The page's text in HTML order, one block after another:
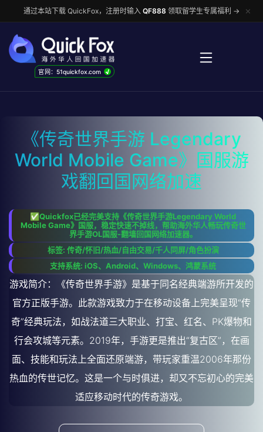
通过本站下载 QuickFox，注册时输入 QF888 领取留学生专属福利 → ✕
官网：51quickfox.com √
《传奇世界手游 Legendary
World Mobile Game》国服游
戏翻回国网络加速
✅Quickfox已经完美支持《传奇世界手游Legendary World
Mobile Game》国服，稳定快速不掉线，帮助海外华人畅玩传奇世
界手游OL国服-翻墙回国网络加速器。
标签: 传奇/怀旧/热血/自由交易/千人同屏/角色扮演
支持系统: iOS、Android、Windows、鸿蒙系统
游戏简介：《传奇世界手游》是基于同名经典端游所开发的
官方正版手游。此款游戏致力于在移动设备上完美呈现“传
奇”经典玩法，如战法道三大职业、打宝、红名、PK爆物和
行会攻城等元素。2019年，手游更是推出“复古区”，在画
面、技能和玩法上全面还原端游，带玩家重温2006年那份
热血的传世记忆。这是一个与时俱进，却又不忘初心的完美
适应移动时代的传奇游戏。